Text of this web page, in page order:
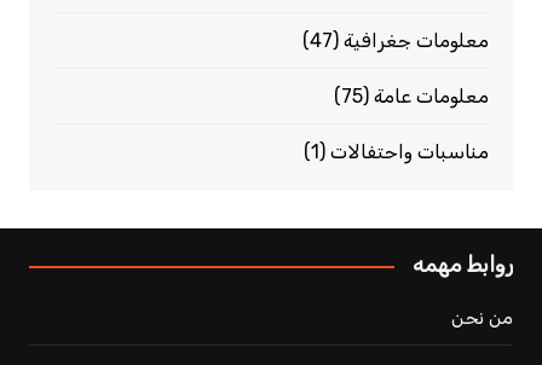
معلومات جغرافية(47)
معلومات عامة(75)
مناسبات واحتفالات(1)
روابط مهمه
من نحن